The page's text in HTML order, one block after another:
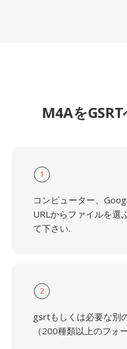
M4Aを
1
コンピューター、
URLからファイルを選
て下さい.
2
gsrtもしくは必要な別
（200種類以上のフォ